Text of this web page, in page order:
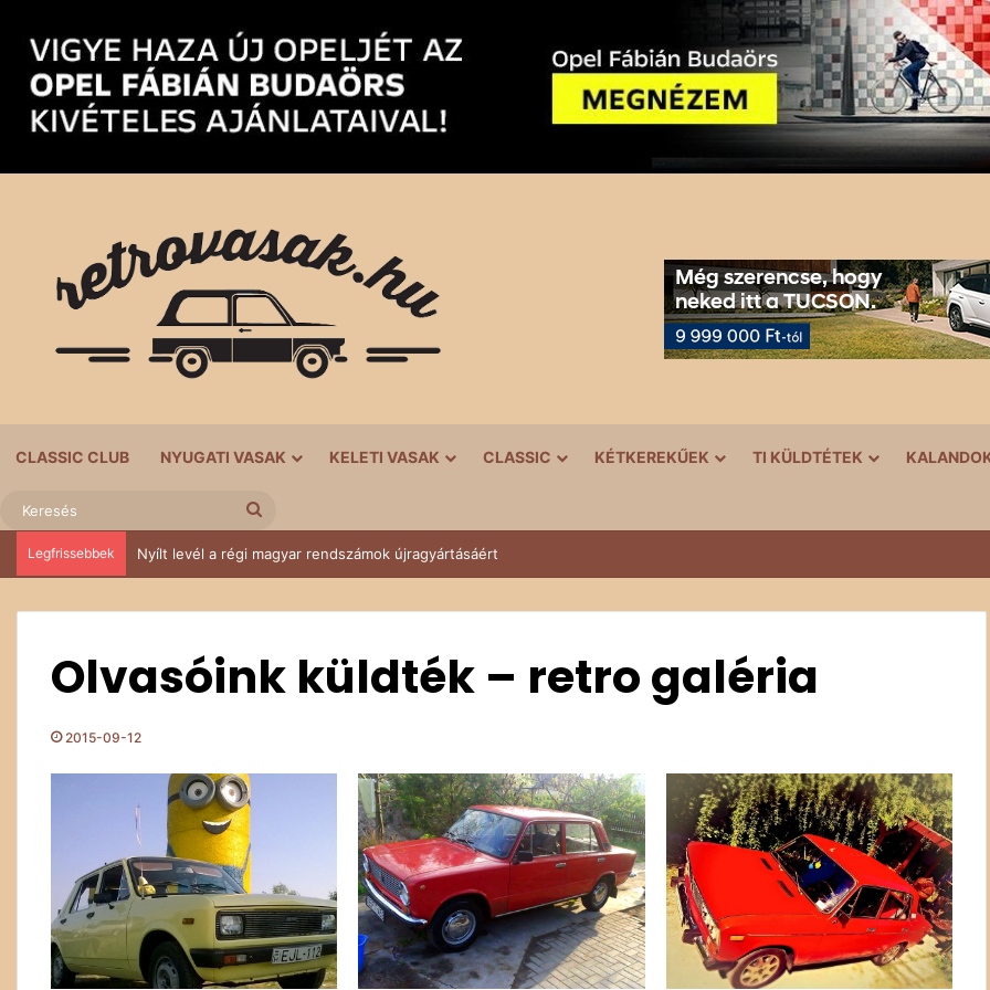
CLASSIC CLUB NYUGATI VASAK KELETI VASAK CLASSIC KÉTKEREKŰEK TI KÜLDTÉTEK
Legfrissebbek Nyílt levél a régi magyar rendszámok újragyártásáért
Olvasóink küldték – retro galéria
2015-09-12